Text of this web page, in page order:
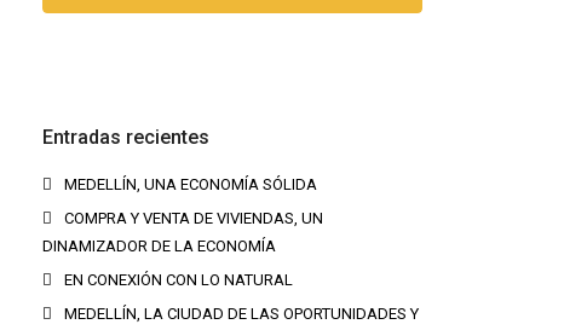
Entradas recientes
MEDELLÍN, UNA ECONOMÍA SÓLIDA
COMPRA Y VENTA DE VIVIENDAS, UN
DINAMIZADOR DE LA ECONOMÍA
EN CONEXIÓN CON LO NATURAL
MEDELLÍN, LA CIUDAD DE LAS OPORTUNIDADES Y